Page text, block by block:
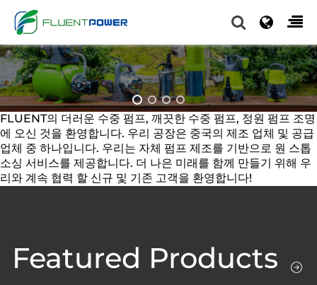
FLUENT의 더러운 수중 펌프, 깨끗한 수중 펌프, 정원 펌프 조명
에 오신 것을 환영합니다. 우리 공장은 중국의 제조 업체 및 공급
업체 중 하나입니다. 우리는 자체 펌프 제조를 기반으로 원 스톱
소싱 서비스를 제공합니다. 더 나은 미래를 함께 만들기 위해 우
리와 계속 협력 할 신규 및 기존 고객을 환영합니다!
Featured Products